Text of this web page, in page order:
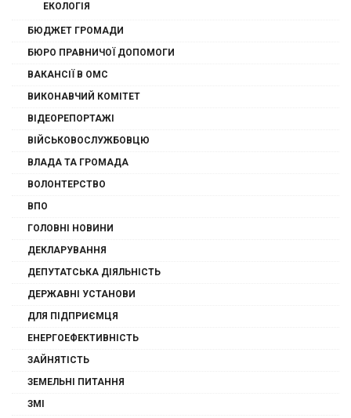
ЕКОЛОГІЯ
БЮДЖЕТ ГРОМАДИ
БЮРО ПРАВНИЧОЇ ДОПОМОГИ
ВАКАНСІЇ В ОМС
ВИКОНАВЧИЙ КОМІТЕТ
ВІДЕОРЕПОРТАЖІ
ВІЙСЬКОВОСЛУЖБОВЦЮ
ВЛАДА ТА ГРОМАДА
ВОЛОНТЕРСТВО
ВПО
ГОЛОВНІ НОВИНИ
ДЕКЛАРУВАННЯ
ДЕПУТАТСЬКА ДІЯЛЬНІСТЬ
ДЕРЖАВНІ УСТАНОВИ
ДЛЯ ПІДПРИЄМЦЯ
ЕНЕРГОЕФЕКТИВНІСТЬ
ЗАЙНЯТІСТЬ
ЗЕМЕЛЬНІ ПИТАННЯ
ЗМІ